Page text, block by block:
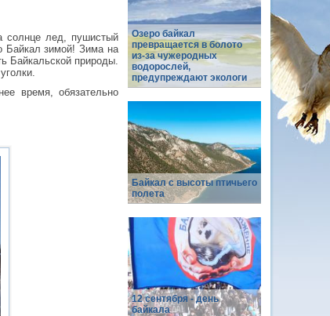
солнце лед, пушистый
Байкал зимой! Зима на
Байкальской природы.
время, обязательно
Озеро байкал
превращается в болото
из-за чужеродных
водорослей,
предупреждают экологи
Байкал с высоты птичьего
полета
12 сентября - день
байкала